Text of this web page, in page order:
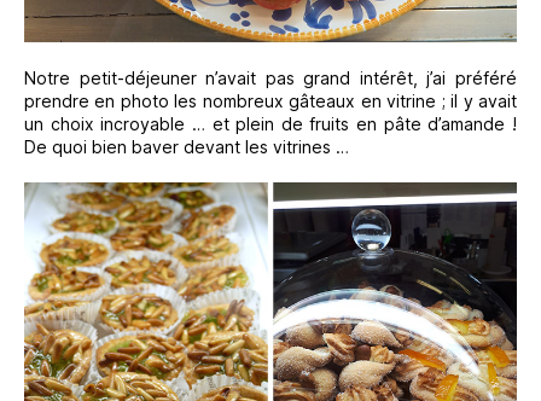
Notre petit-déjeuner n’avait pas grand intérêt, j’ai préféré
prendre en photo les nombreux gâteaux en vitrine ; il y avait
un choix incroyable … et plein de fruits en pâte d’amande !
De quoi bien baver devant les vitrines …